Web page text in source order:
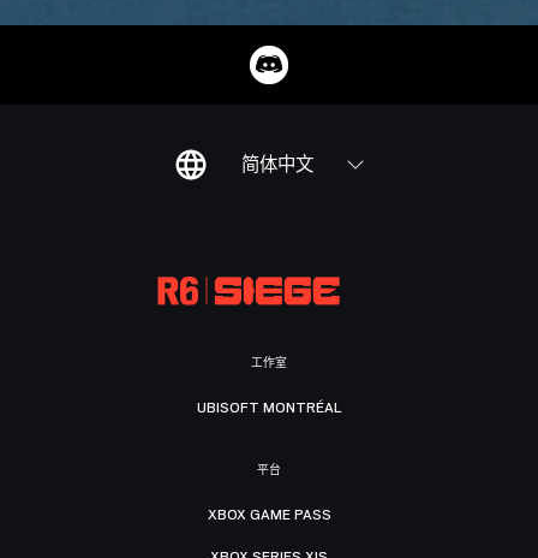
简体中文
工作室
UBISOFT MONTRÉAL
平台
XBOX GAME PASS